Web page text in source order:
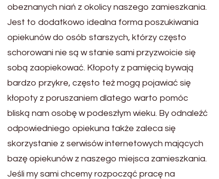
obeznanych niań z okolicy naszego zamieszkania.
Jest to dodatkowo idealna forma poszukiwania
opiekunów do osób starszych, którzy często
schorowani nie są w stanie sami przyzwoicie się
sobą zaopiekować. Kłopoty z pamięcią bywają
bardzo przykre, często też mogą pojawiać się
kłopoty z poruszaniem dlatego warto pomóc
bliską nam osobę w podeszłym wieku. By odnaleźć
odpowiedniego opiekuna także zaleca się
skorzystanie z serwisów internetowych mających
bazę opiekunów z naszego miejsca zamieszkania.
Jeśli my sami chcemy rozpocząć pracę na